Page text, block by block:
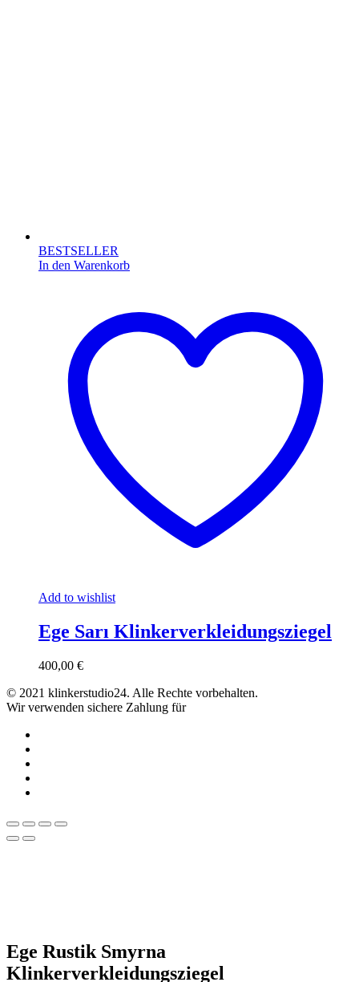
BESTSELLER
In den Warenkorb
Add to wishlist
Ege Sarı Klinkerverkleidungsziegel
400,00 €
© 2021 klinkerstudio24. Alle Rechte vorbehalten.
Wir verwenden sichere Zahlung für
Ege Rustik Smyrna
Klinkerverkleidungsziegel